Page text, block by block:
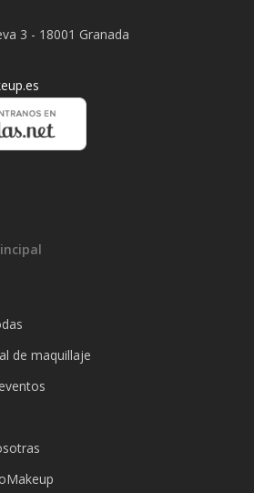
3 - 18001 Granada
de maquillaje